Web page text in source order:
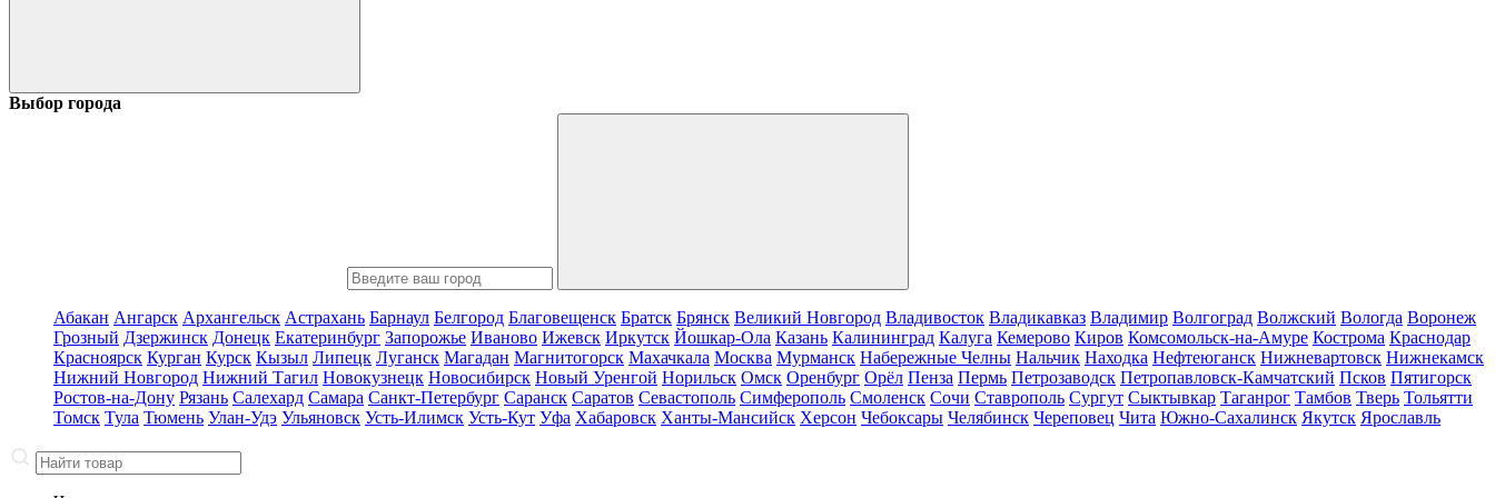
Выбор города
Абакан Ангарск Архангельск Астрахань Барнаул Белгород Благовещенск Братск Брянск Великий Новгород Владивосток Владикавказ Владимир Волгоград Волжский Вологда Воронеж
Грозный Дзержинск Донецк Екатеринбург Запорожье Иваново Ижевск Иркутск Йошкар-Ола Казань Калининград Калуга Кемерово Киров Комсомольск-на-Амуре Кострома Краснодар
Красноярск Курган Курск Кызыл Липецк Луганск Магадан Магнитогорск Махачкала Москва Мурманск Набережные Челны Нальчик Находка Нефтеюганск Нижневартовск Нижнекамск
Нижний Новгород Нижний Тагил Новокузнецк Новосибирск Новый Уренгой Норильск Омск Оренбург Орёл Пенза Пермь Петрозаводск Петропавловск-Камчатский Псков Пятигорск
Ростов-на-Дону Рязань Салехард Самара Санкт-Петербург Саранск Саратов Севастополь Симферополь Смоленск Сочи Ставрополь Сургут Сыктывкар Таганрог Тамбов Тверь Тольятти
Томск Тула Тюмень Улан-Удэ Ульяновск Усть-Илимск Усть-Кут Уфа Хабаровск Ханты-Мансийск Херсон Чебоксары Челябинск Череповец Чита Южно-Сахалинск Якутск Ярославль